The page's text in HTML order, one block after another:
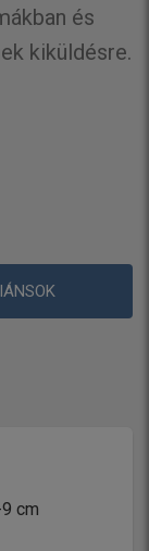
és
kiküldésre.
cm